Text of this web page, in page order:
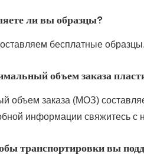
ли вы образцы?
бесплатные образцы.
объем заказа
объем заказа (МОЗ)
информации свяжитесь с
транспортировки вы